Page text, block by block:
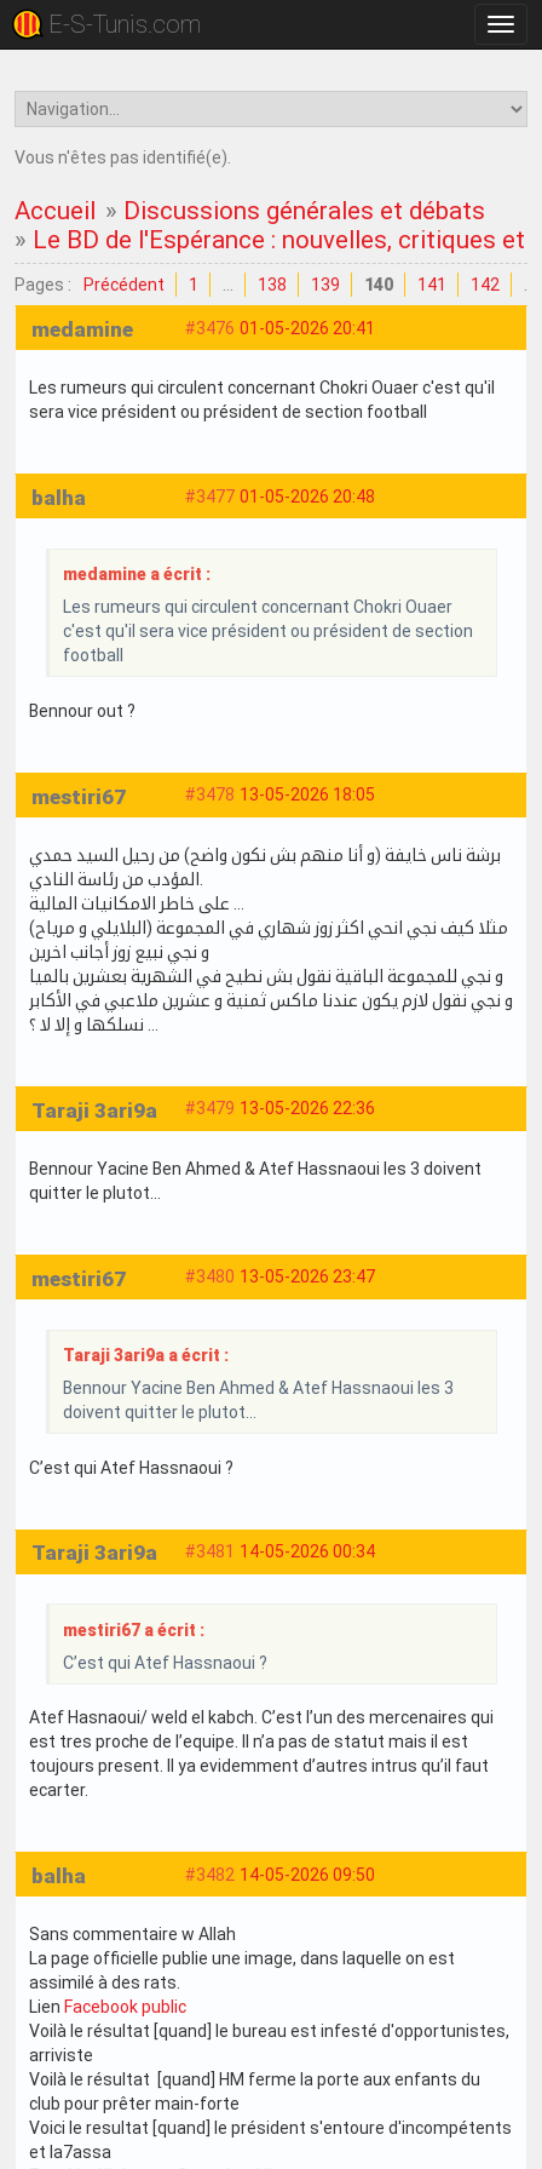
la
E-S-Tunis.com
Vous n'êtes pas identifié(e).
Accueil » Discussions générales et débats
» Le BD de l'Espérance : nouvelles, critiques et
Pages : Précédent 1 138 139 140 141 142
#3476 01-05-2026 20:41
medamine
Les rumeurs qui circulent concernant Chokri Ouaer c'est qu'il
sera vice président ou président de section football
#3477 01-05-2026 20:48
balha
medamine a écrit :
Les rumeurs qui circulent concernant Chokri Ouaer
c'est qu'il sera vice président ou président de section
football
Bennour out ?
#3478 13-05-2026 18:05
mestiri67
برشة ناس خايفة (و أنا منهم بش نكون واضح) من رحيل السيد حمدي
مثلا كيف نجي انحي اكثر زوز شهاري في المجموعة (البلايلي و مرياح)
و نجي نبيع زوز أجانب اخرين
و نجي للمجموعة الباقية نقول بش نطيح في الشهرية بعشرين بالميا
و نجي نقول لازم يكون عندنا ماكس ثمنية و عشرين ملاعبي في الأكابر
… نسلكها و إلا لا ؟
#3479 13-05-2026 22:36
Taraji 3ari9a
Bennour Yacine Ben Ahmed & Atef Hassnaoui les 3 doivent
quitter le plutot…
#3480 13-05-2026 23:47
mestiri67
Taraji 3ari9a a écrit :
Bennour Yacine Ben Ahmed & Atef Hassnaoui les 3
doivent quitter le plutot…
C’est qui Atef Hassnaoui ?
#3481 14-05-2026 00:34
Taraji 3ari9a
mestiri67 a écrit :
C’est qui Atef Hassnaoui ?
Atef Hasnaoui/ weld el kabch. C’est l’un des mercenaires qui
est tres proche de l’equipe. Il n’a pas de statut mais il est
toujours present. Il ya evidemment d’autres intrus qu’il faut
ecarter.
#3482 14-05-2026 09:50
balha
Sans commentaire w Allah
La page officielle publie une image, dans laquelle on est
assimilé à des rats.
Lien Facebook public
Voilà le résultat [quand] le bureau est infesté d'opportunistes,
arriviste
Voilà le résultat [quand] HM ferme la porte aux enfants du
club pour prêter main-forte
Voici le resultat [quand] le président s'entoure d'incompétents
et la7assa